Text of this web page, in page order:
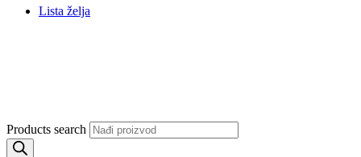
Lista želja
Products search